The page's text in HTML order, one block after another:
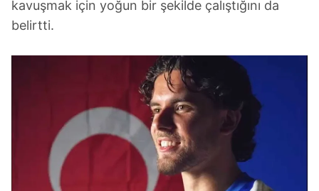
kavuşmak için yoğun bir şekilde çalıştığını da
belirtti.